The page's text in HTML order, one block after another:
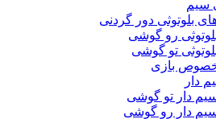
سیم
بلوتوثی دور گردنی
رو گوشی
تو گوشی
بازی
دار
دار تو گوشی
دار رو گوشی